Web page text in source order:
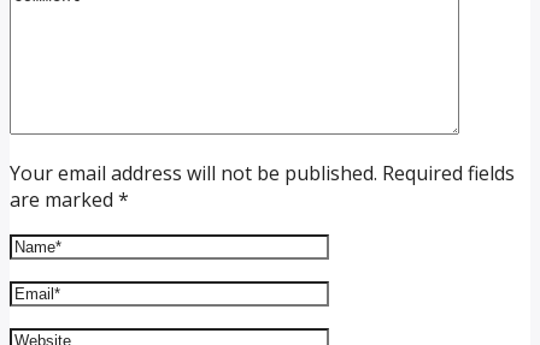
Your email address will not be published. Required fields
are marked *